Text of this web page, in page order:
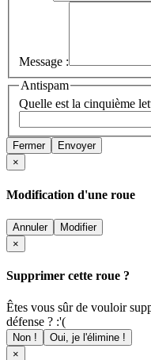
Message :
Antispam
Quelle est la cinquième
Fermer
Envoyer
×
Modification d'une roue
Annuler
Modifier
×
Supprimer cette roue ?
Êtes vous sûr de vouloir
défense ? :'(
Non !
Oui, je l'élimine !
×